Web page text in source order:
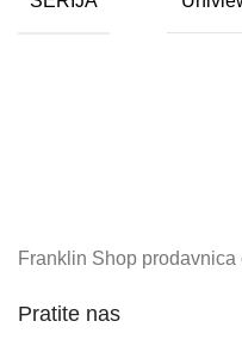
Franklin Shop prodavnica
Pratite nas